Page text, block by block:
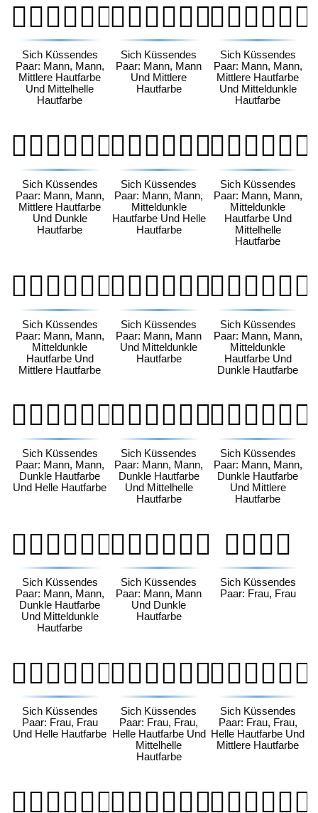
👨🏽‍❤️‍💋‍👨🏼
Sich Küssendes
Paar: Mann, Mann,
Mittlere Hautfarbe
Und Mittelhelle
Hautfarbe
👨🏽‍❤️‍💋‍👨🏽
Sich Küssendes
Paar: Mann, Mann
Und Mittlere
Hautfarbe
👨🏽‍❤️‍💋‍👨🏾
Sich Küssendes
Paar: Mann, Mann,
Mittlere Hautfarbe
Und Mitteldunkle
Hautfarbe
👨🏽‍❤️‍💋‍👨🏿
Sich Küssendes
Paar: Mann, Mann,
Mittlere Hautfarbe
Und Dunkle
Hautfarbe
👨🏾‍❤️‍💋‍👨🏻
Sich Küssendes
Paar: Mann, Mann,
Mitteldunkle
Hautfarbe Und Helle
Hautfarbe
👨🏾‍❤️‍💋‍👨🏼
Sich Küssendes
Paar: Mann, Mann,
Mitteldunkle
Hautfarbe Und
Mittelhelle
Hautfarbe
👨🏾‍❤️‍💋‍👨🏽
Sich Küssendes
Paar: Mann, Mann,
Mitteldunkle
Hautfarbe Und
Mittlere Hautfarbe
👨🏾‍❤️‍💋‍👨🏾
Sich Küssendes
Paar: Mann, Mann
Und Mitteldunkle
Hautfarbe
👨🏾‍❤️‍💋‍👨🏿
Sich Küssendes
Paar: Mann, Mann,
Mitteldunkle
Hautfarbe Und
Dunkle Hautfarbe
👨🏿‍❤️‍💋‍👨🏻
Sich Küssendes
Paar: Mann, Mann,
Dunkle Hautfarbe
Und Helle Hautfarbe
👨🏿‍❤️‍💋‍👨🏼
Sich Küssendes
Paar: Mann, Mann,
Dunkle Hautfarbe
Und Mittelhelle
Hautfarbe
👨🏿‍❤️‍💋‍👨🏽
Sich Küssendes
Paar: Mann, Mann,
Dunkle Hautfarbe
Und Mittlere
Hautfarbe
👨🏿‍❤️‍💋‍👨🏾
Sich Küssendes
Paar: Mann, Mann,
Dunkle Hautfarbe
Und Mitteldunkle
Hautfarbe
👨🏿‍❤️‍💋‍👨🏿
Sich Küssendes
Paar: Mann, Mann
Und Dunkle
Hautfarbe
👩‍❤️‍💋‍👩
Sich Küssendes
Paar: Frau, Frau
👩🏻‍❤️‍💋‍👩🏻
Sich Küssendes
Paar: Frau, Frau
Und Helle Hautfarbe
👩🏻‍❤️‍💋‍👩🏼
Sich Küssendes
Paar: Frau, Frau,
Helle Hautfarbe Und
Mittelhelle
Hautfarbe
👩🏻‍❤️‍💋‍👩🏽
Sich Küssendes
Paar: Frau, Frau,
Helle Hautfarbe Und
Mittlere Hautfarbe
👩🏻‍❤️‍💋‍👩🏾👩🏻‍❤️‍💋‍👩🏿👩🏼‍❤️‍💋‍👩🏻